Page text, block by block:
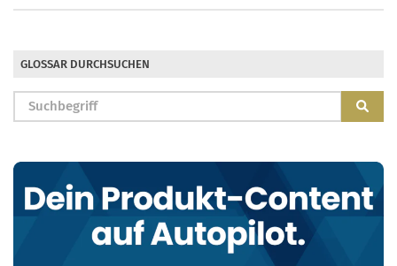
GLOSSAR DURCHSUCHEN